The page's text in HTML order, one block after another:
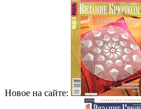
Новое на сайте: